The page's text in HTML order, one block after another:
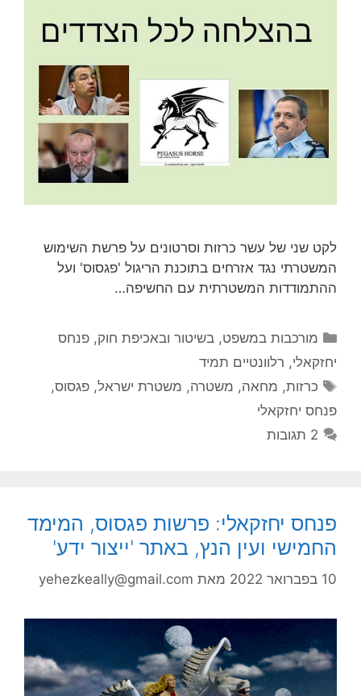
לקט שני של עשר כרזות וסרטונים על פרשת השימוש
המשטרתי נגד אזרחים בתוכנת הריגול 'פגסוס' ועל
ההתמודדות המשטרתית עם החשיפה…
קטגוריות
מורכבות במשפט, בשיטור ובאכיפת חוק,פנחס
יחזקאלי, רלוונטיים תמיד
תגיות
כרזות, מחאה, משטרה, משטרת ישראל,פגסוס,
פנחס יחזקאלי
2 תגובות
פנחס יחזקאלי: פרשות פגסוס, המימד
החמישי ועין הנץ, באתר 'ייצור ידע'
10 בפברואר 2022 מאת yehezkeally@gmail.com